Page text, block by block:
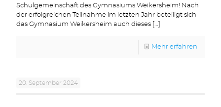
Schulgemeinschaft des Gymnasiums Weikersheim! Nach
der erfolgreichen Teilnahme im letzten Jahr beteiligt sich
das Gymnasium Weikersheim auch dieses […]
Mehr erfahren
20. September 2024